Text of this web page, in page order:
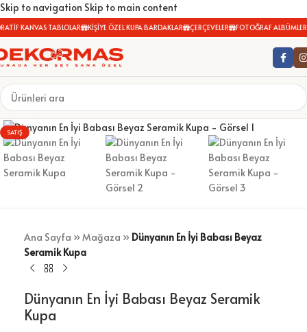
Skip to navigation Skip to main content
KANVAS TABLOLAR KİŞİYE ÖZEL KUPA BARDAKLAR ÇERÇEVELER FOTOĞRAF ALBÜMLERİ
SATIŞ
Büyütmek için tıklayın
Ana Sayfa »Mağaza » Dünyanın En İyi Babası Beyaz
Seramik Kupa
Dünyanın En İyi Babası Beyaz Seramik
Kupa